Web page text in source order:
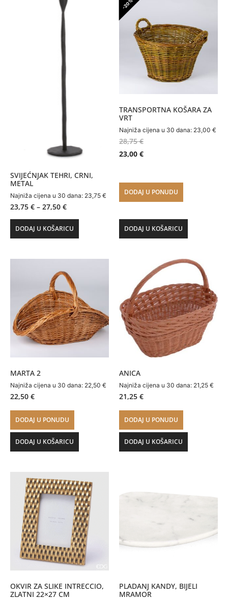
SVIJEĆNJAK TEHRI, CRNI,
METAL
Najniža cijena u 30 dana: 23,75 €
23,75 € – 27,50 €
DODAJ U KOŠARICU
-20%
TRANSPORTNA KOŠARA ZA
VRT
Najniža cijena u 30 dana: 23,00 €
28,75€
23,00 €
DODAJ U PONUDU
DODAJ U KOŠARICU
MARTA 2
Najniža cijena u 30 dana: 22,50 €
22,50 €
DODAJ U PONUDU
DODAJ U KOŠARICU
ANICA
Najniža cijena u 30 dana: 21,25 €
21,25 €
DODAJ U PONUDU
DODAJ U KOŠARICU
OKVIR ZA SLIKE INTRECCIO,
ZLATNI 22×27 CM
PLADANJ KANDY, BIJELI
MRAMOR